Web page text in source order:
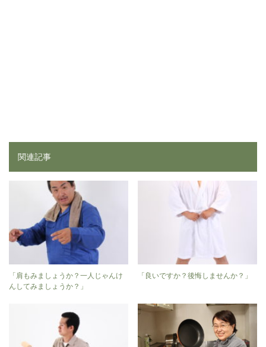
関連記事
「肩もみましょうか？一人じゃんけ
んしてみましょうか？」
「良いですか？後悔しませんか？」